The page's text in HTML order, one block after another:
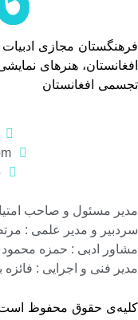
فرهنگستان مجازی ادبیات
افغانستان، هنرهای
تجسمی افغانستان
مدیر مسئول و صاحب
سردبیر و مدیر علمی :
مشاور ادبی : حمزه
مدیر فنی و اجرایی :
کلیه‌ی حقوق محفوظ